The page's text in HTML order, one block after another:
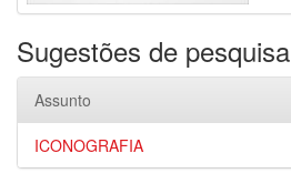
Sugestões de pesquisa
Assunto
ICONOGRAFIA